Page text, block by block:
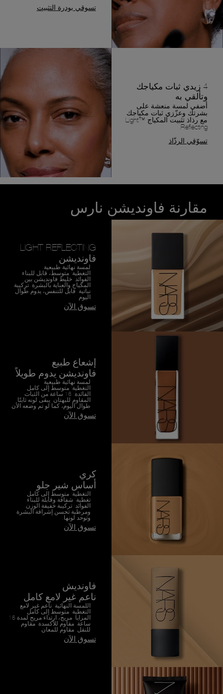
تسوقي بودرة التثبيت
4 زيدي ثبات مكياجك
وتألقي به
أضفي لمسة منعشة على
بشرتك وعزّزي ثبات مكياجك
مع رذاذ تثبيت المكياج ™Light
Reflecting.
تسوّقي الرذّاذ
مقارنة فاونديشن نارس
LIGHT REFLECTING
فاونديشن
لمسة نهائية طبيعية
التغطية: متوسط، قابل للبناء
الفوائد: خليط فاونديشن بين
المكياج والعناية بالبشرة. تركيبة
نباتية. قابل للتنفس، يدوم طوال
اليوم
تسوق الآن
إشعاع طبيع
فاونديشن يدوم طويلاً
لمسة نهائية طبيعية
التغطية: متوسط إلى كامل
الفائدة: 16 ساعة من الثبات
المقاوم للبهتان. يبقى لونه ثابتًا
طوال اليوم، كما لو تم وضعه الأن.
تسوق الآن
كري
أساس شير جلو
التغطية: متوسط إلى كامل
تغطية: شفافة وقابلة للبناء
الفوائد: تركيبة خفيفة الوزن
ومرطبة تحسن إشراقة البشرة
وتوحد لونها.
تسوق الآن
فاونديش
ناعم غير لامع كامل
اللمسة النهائية: ناعم غير لامع
التغطية: متوسط إلى كامل
المزايا: مريح، ارتداء مريح لمدة 16
ساعة. مقاوم للأكسدة. مقاوم
للنقل. مقاوم للمعان.
تسوق الآن